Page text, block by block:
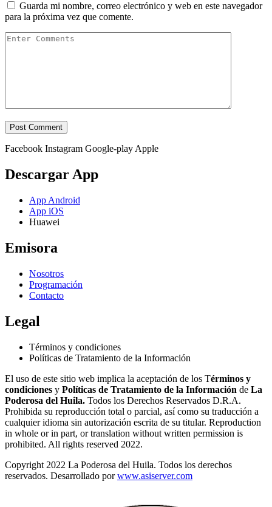
Guarda mi nombre, correo electrónico y web en este navegador
para la próxima vez que comente.
Facebook Instagram Google-play Apple
Descargar App
App Android
App iOS
Huawei
Emisora
Nosotros
Programación
Contacto
Legal
Términos y condiciones
Políticas de Tratamiento de la Información
El uso de este sitio web implica la aceptación de los Términos y
condiciones y Políticas de Tratamiento de la Información de La
Poderosa del Huila. Todos los Derechos Reservados D.R.A.
Prohibida su reproducción total o parcial, así como su traducción a
cualquier idioma sin autorización escrita de su titular. Reproduction
in whole or in part, or translation without written permission is
prohibited. All rights reserved 2022.
Copyright 2022 La Poderosa del Huila. Todos los derechos
reservados. Desarrollado porwww.asiserver.com